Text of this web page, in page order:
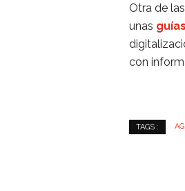
Otra de
unas
con
TAGS :